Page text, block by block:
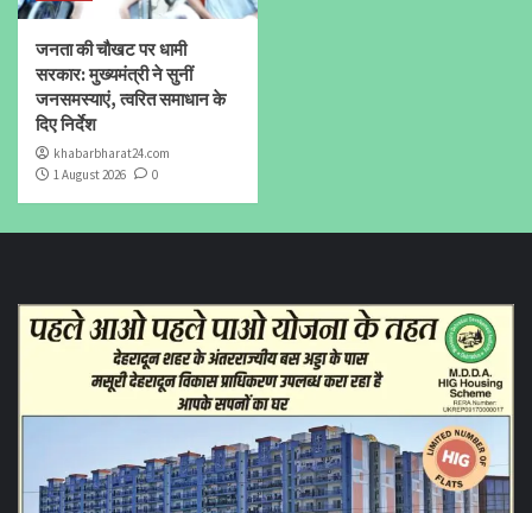
जनता की चौखट पर धामी
सरकार: मुख्यमंत्री ने सुनीं
जनसमस्याएं, त्वरित समाधान के
दिए निर्देश
khabarbharat24.com
1 August 2026
0